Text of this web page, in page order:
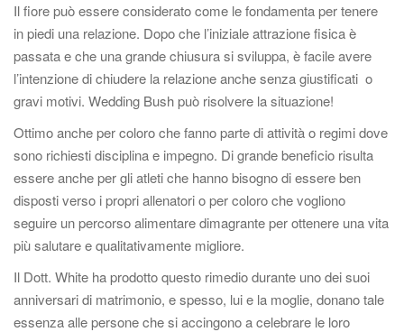
n
v
i
a
z
n
Il fiore può essere considerato come le fondamenta per tenere
in piedi una relazione. Dopo che l’iniziale attrazione fisica è
passata e che una grande chiusura si sviluppa, è facile avere
l’intenzione di chiudere la relazione anche senza giustificati o
gravi motivi. Wedding Bush può risolvere la situazione!
Ottimo anche per coloro che fanno parte di attività o regimi dove
sono richiesti disciplina e impegno. Di grande beneficio risulta
essere anche per gli atleti che hanno bisogno di essere ben
disposti verso i propri allenatori o per coloro che vogliono
seguire un percorso alimentare dimagrante per ottenere una vita
più salutare e qualitativamente migliore.
Il Dott. White ha prodotto questo rimedio durante uno dei suoi
anniversari di matrimonio, e spesso, lui e la moglie, donano tale
essenza alle persone che si accingono a celebrare le loro